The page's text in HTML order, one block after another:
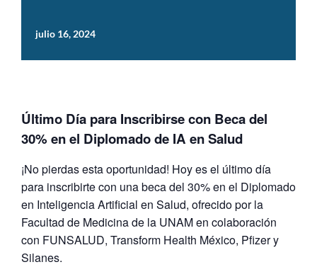
julio 16, 2024
Último Día para Inscribirse con Beca del
30% en el Diplomado de IA en Salud
¡No pierdas esta oportunidad! Hoy es el último día
para inscribirte con una beca del 30% en el Diplomado
en Inteligencia Artificial en Salud, ofrecido por la
Facultad de Medicina de la UNAM en colaboración
con FUNSALUD, Transform Health México, Pfizer y
Silanes.